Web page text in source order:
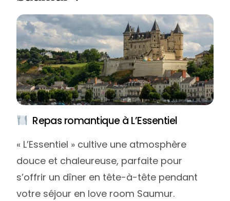
Repas romantique à L’Essentiel
« L’Essentiel » cultive une atmosphère
douce et chaleureuse, parfaite pour
s’offrir un dîner en tête-à-tête pendant
votre séjour en love room Saumur.